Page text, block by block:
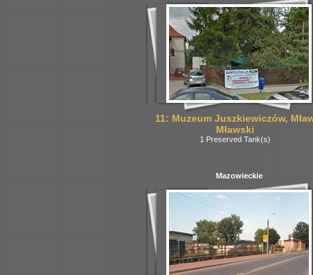
11: Muzeum Juszkiewiczów,
Mławski
1 Preserved Tank(s)
Mazowieckie